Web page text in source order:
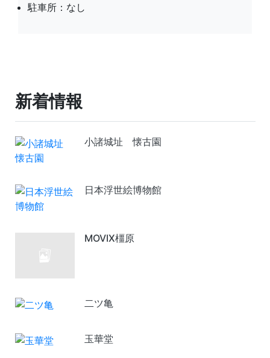
駐車所：なし
新着情報
小諸城址 懐古園
日本浮世絵博物館
MOVIX橿原
二ツ亀
玉華堂